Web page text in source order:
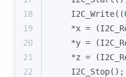
18
    I2C_Write((
19
*x =
20
*y =
21
*z =
22
    I2C_Stop();